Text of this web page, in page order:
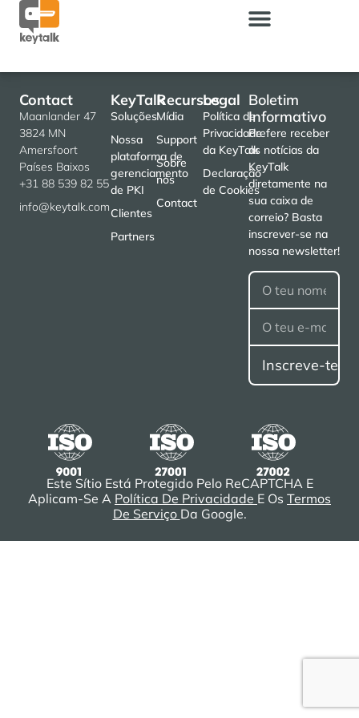
KeyTalk
Soluções
Nossa
plataforma de
gerenciamento
de PKI
Clientes
Partners
Recursos
Mídia
Support
Sobre
nós
Contact
Legal
Política de
Privacidade
da KeyTalk
Declaração
de Cookies
Contact
Maanlander 47
3824 MN
Amersfoort
Países Baixos
+31 88 539 82 55
info@keytalk.com
Boletim
Informativo
Prefere receber
as notícias da
KeyTalk
diretamente na
sua caixa de
correio? Basta
inscrever-se na
nossa newsletter!
Este Sítio Está Protegido Pelo ReCAPTCHA E
Aplicam-Se A Política De Privacidade E Os Termos
De Serviço Da Google.